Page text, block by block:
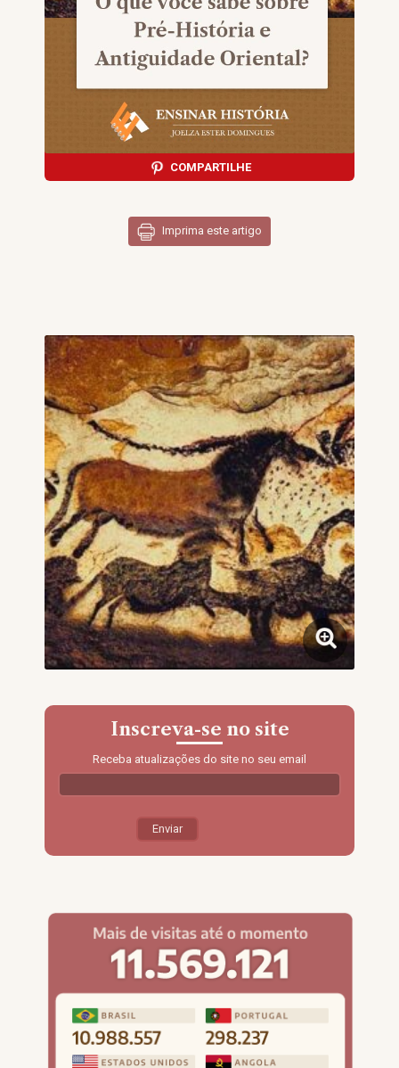
COMPARTILHE
Imprima este artigo
Inscreva-se no site
Receba atualizações do site no seu email